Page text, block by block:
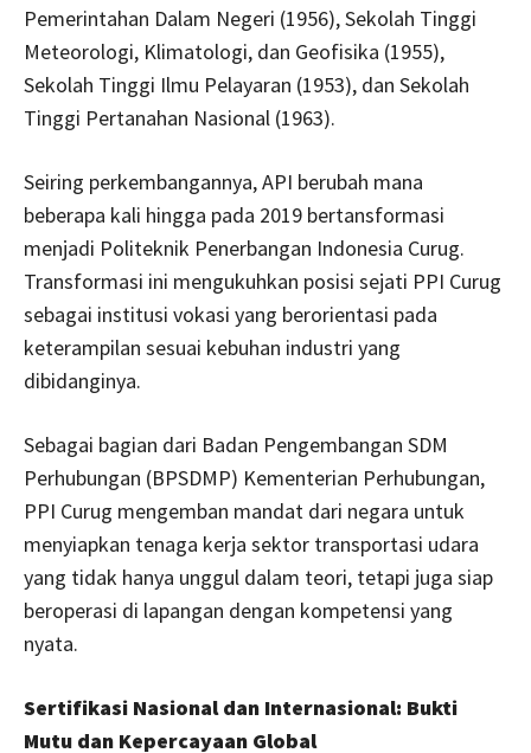
Pemerintahan Dalam Negeri (1956), Sekolah Tinggi
Meteorologi, Klimatologi, dan Geofisika (1955),
Sekolah Tinggi Ilmu Pelayaran (1953), dan Sekolah
Tinggi Pertanahan Nasional (1963).
Seiring perkembangannya, API berubah mana
beberapa kali hingga pada 2019 bertansformasi
menjadi Politeknik Penerbangan Indonesia Curug.
Transformasi ini mengukuhkan posisi sejati PPI Curug
sebagai institusi vokasi yang berorientasi pada
keterampilan sesuai kebuhan industri yang
dibidanginya.
Sebagai bagian dari Badan Pengembangan SDM
Perhubungan (BPSDMP) Kementerian Perhubungan,
PPI Curug mengemban mandat dari negara untuk
menyiapkan tenaga kerja sektor transportasi udara
yang tidak hanya unggul dalam teori, tetapi juga siap
beroperasi di lapangan dengan kompetensi yang
nyata.
Sertifikasi Nasional dan Internasional: Bukti
Mutu dan Kepercayaan Global